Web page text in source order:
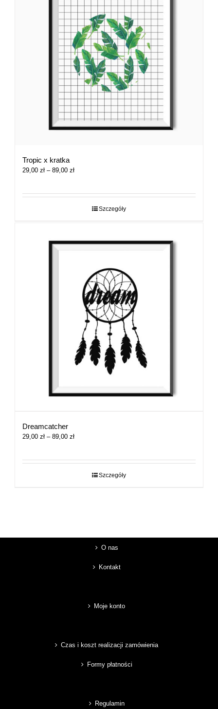
Tropic x kratka
29,00 zł – 89,00 złZakres
29,00 zł
Szczegóły
Dreamcatcher
29,00 zł – 89,00 złZakres
29,00 zł
Szczegóły
O nas
Kontakt
Moje konto
Czas i koszt realizacji zamówienia
Formy płatności
Regulamin